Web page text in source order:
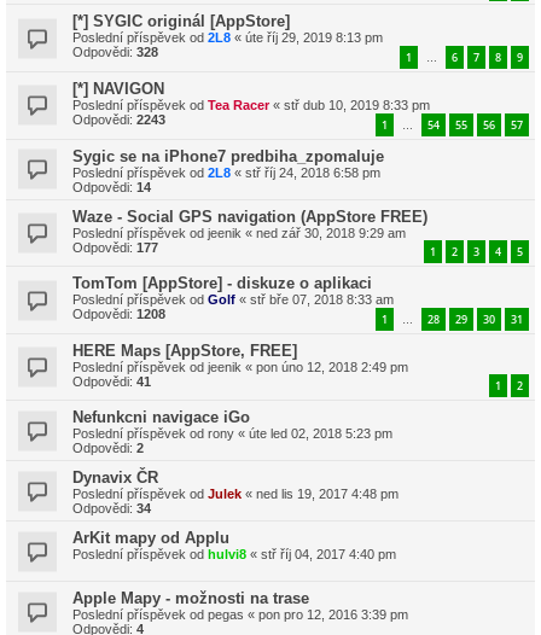
[*] SYGIC originál [AppStore]
Poslední příspěvek od 2L8 « úte říj 29, 2019 8:13 pm
Odpovědi: 328 1 … 6 7 8 9
[*] NAVIGON
Poslední příspěvek od Tea Racer« stř dub 10, 2019 8:33 pm
Odpovědi: 2243 1 … 54 55 56 57
Sygic se na iPhone7 predbiha_zpomaluje
Poslední příspěvek od 2L8 « stř říj 24, 2018 6:58 pm
Odpovědi: 14
Waze - Social GPS navigation (AppStore FREE)
Poslední příspěvek od jeenik « ned zář 30, 2018 9:29 am
Odpovědi: 177 1 2 3 4 5
TomTom [AppStore] - diskuze o aplikaci
Poslední příspěvek od Golf « stř bře 07, 2018 8:33 am
Odpovědi: 1208 1 … 28 29 30 31
HERE Maps [AppStore, FREE]
Poslední příspěvek od jeenik « pon úno 12, 2018 2:49 pm
Odpovědi: 41 1 2
Nefunkcni navigace iGo
Poslední příspěvek od rony « úte led 02, 2018 5:23 pm
Odpovědi: 2
Dynavix ČR
Poslední příspěvek od Julek « ned lis 19, 2017 4:48 pm
Odpovědi: 34
ArKit mapy od Applu
Poslední příspěvek od hulvi8 « stř říj 04, 2017 4:40 pm
Apple Mapy - možnosti na trase
Poslední příspěvek od pegas « pon pro 12, 2016 3:39 pm
Odpovědi: 4